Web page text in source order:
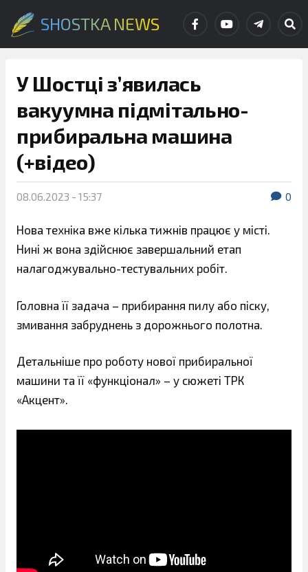
SHOSTKA NEWS
У Шостці з’явилась
вакуумна підмітально-
прибиральна машина
(+відео)
08.06.2023 - 15:37 0
Нова техніка вже кілька тижнів працює у місті.
Нині ж вона здійснює завершальний етап
налагоджувально-тестувальних робіт.
Головна її задача – прибирання пилу або піску,
змивання забруднень з дорожнього полотна.
Детальніше про роботу нової прибиральної
машини та її «функціонал» – у сюжеті ТРК
«Акцент».